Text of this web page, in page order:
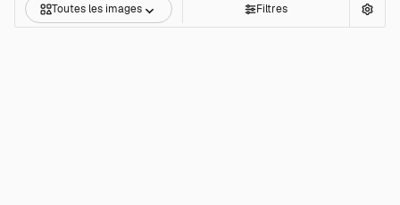
Toutes les images Filtres